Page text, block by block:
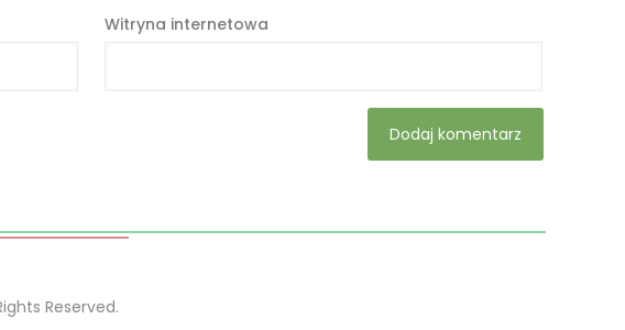
Witryna internetowa
Reserved.